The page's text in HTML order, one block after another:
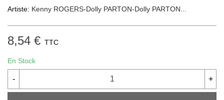
Artiste: Kenny ROGERS-Dolly PARTON-Dolly PARTON...
8,54 € TTC
En Stock
- +